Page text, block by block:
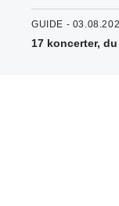
GUIDE -
17 koncerter,